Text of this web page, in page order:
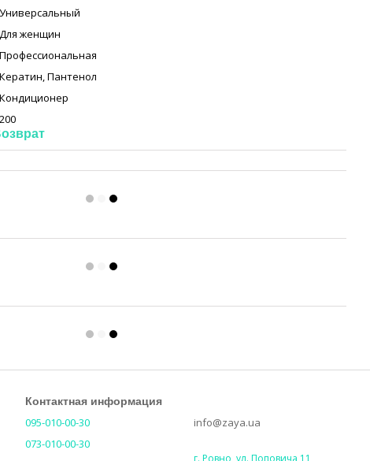
Универсальный
Для женщин
Профессиональная
Кератин,Пантенол
Кондиционер
200
Контактная информация
095-010-00-30
073-010-00-30
info@zaya.ua
г. Ровно, ул. Поповича 11